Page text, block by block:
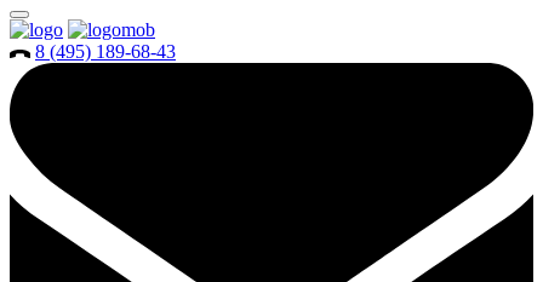
8 (495) 189-68-43